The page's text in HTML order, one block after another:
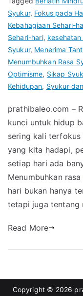
Syukur, Fokus pada
Kebahagiaan Sehari-
Sehari-hari,
Syukur, Menerima
Menumbuhkan Rasa
Optimisme, Sikap
Kehidupan, Syukur
prathibaleo.com –
kunci untuk hidup
sering kali terfokus
yang kita hadapi,
setiap hari ada
Menumbuhkan
hari bukan hanya
tetapi juga
Read More
Copyright © 2026